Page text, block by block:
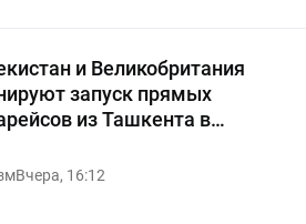
и Великобритания
запуск прямых
из Ташкента в
Вчера, 16:12